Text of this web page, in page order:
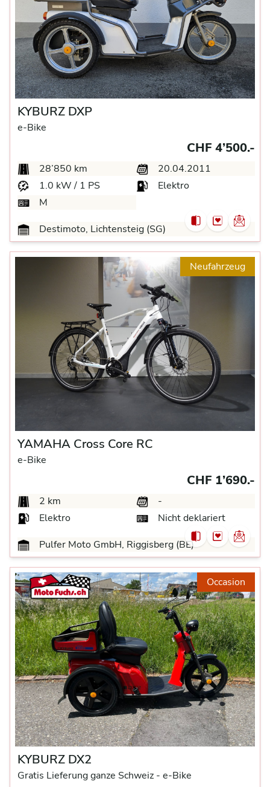
KYBURZ DXP
e-Bike
CHF 4’500.-
28’850 km
20.04.2011
1.0 kW / 1 PS
Elektro
M
Destimoto, Lichtensteig (SG)
Neufahrzeug
YAMAHA Cross Core RC
e-Bike
CHF 1’690.-
2 km
-
Elektro
Nicht deklariert
Pulfer Moto GmbH, Riggisberg (BE)
Occasion
KYBURZ DX2
Gratis Lieferung ganze Schweiz - e-Bike